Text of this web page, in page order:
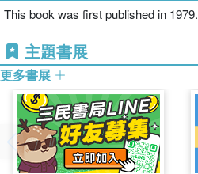
This book was first published in 1979.
主題書展
更多書展